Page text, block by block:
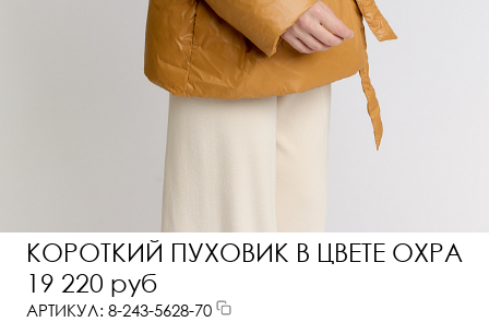
КОРОТКИЙ ПУХОВИК В ЦВЕТЕ ОХРА
19 220 руб
АРТИКУЛ: 8-243-5628-70